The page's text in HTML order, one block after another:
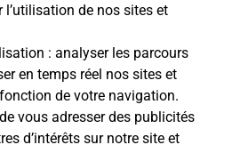
de nos sites et
: analyser les parcours
en temps réel nos sites et
de votre navigation.
vous adresser des publicités
d’intérêts sur notre site et
aujourd'hui à 08h00